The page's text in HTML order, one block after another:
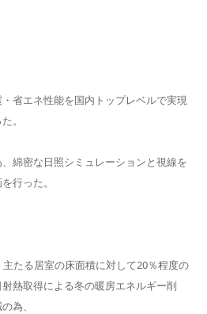
省エネ性能を国内トップレベルで実現
。
綿密な日照シミュレーションと視線を
行った。
たる居室の床面積に対して20％程度の
熱取得による冬の暖房エネルギー削
為、